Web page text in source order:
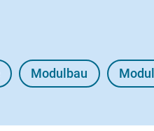
Modulbau